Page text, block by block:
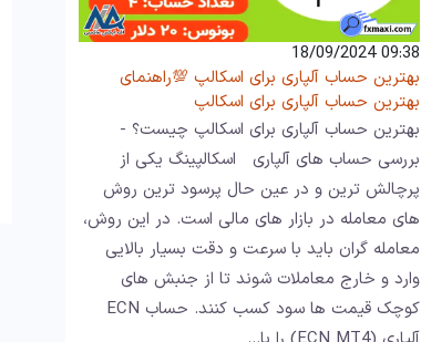
09:38 18/09/2024
بهترین حساب آلپاری برای اسکالپ 💯راهنمای
بهترین حساب آلپاری برای اسکالپ
بهترین حساب آلپاری برای اسکالپ چیست؟ -
بررسی حساب های آلپاری اسکالپینگ یکی از
پرچالش ترین و در عین حال پرسود ترین روش
های معامله در بازار های مالی است. در این روش،
معامله گران باید با سرعت و دقت بسیار بالایی
وارد و خارج معاملات شوند تا از جنبش های
کوچک قیمت ها سود کسب کنند. حساب ECN